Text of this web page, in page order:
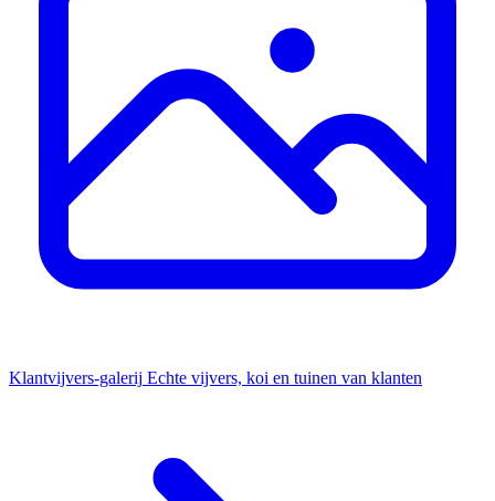
Klantvijvers-galerij Echte vijvers, koi en tuinen van klanten